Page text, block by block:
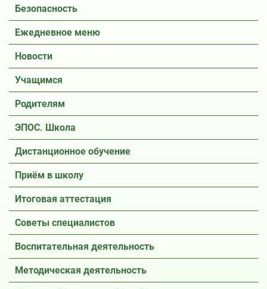
Безопасность
Ежедневное меню
Новости
Учащимся
Родителям
ЭПОС. Школа
Дистанционное обучение
Приём в школу
Итоговая аттестация
Советы специалистов
Воспитательная деятельность
Методическая деятельность